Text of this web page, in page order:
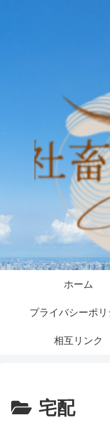
ホーム
プライバシーポリ
相互リンク
宅配